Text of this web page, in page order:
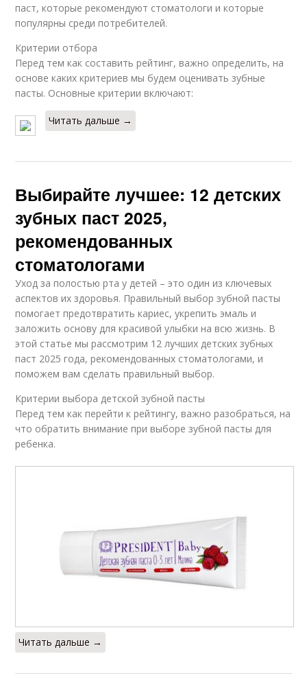
паст, которые рекомендуют стоматологи и которые
популярны среди потребителей.
Критерии отбора
Перед тем как составить рейтинг, важно определить, на
основе каких критериев мы будем оценивать зубные
пасты. Основные критерии включают:
Читать дальше →
Выбирайте лучшее: 12 детских
зубных паст 2025,
рекомендованных
стоматологами
Уход за полостью рта у детей – это один из ключевых
аспектов их здоровья. Правильный выбор зубной пасты
помогает предотвратить кариес, укрепить эмаль и
заложить основу для красивой улыбки на всю жизнь. В
этой статье мы рассмотрим 12 лучших детских зубных
паст 2025 года, рекомендованных стоматологами, и
поможем вам сделать правильный выбор.
Критерии выбора детской зубной пасты
Перед тем как перейти к рейтингу, важно разобраться, на
что обратить внимание при выборе зубной пасты для
ребенка.
Читать дальше →